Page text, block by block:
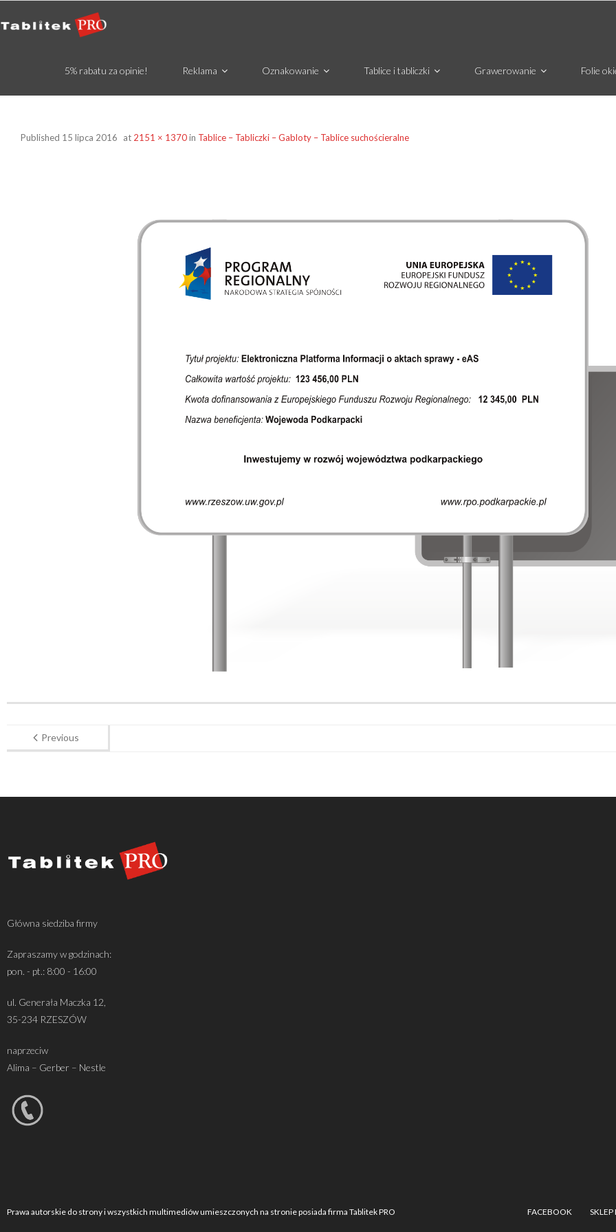
5% rabatu za opinie! Reklama Oznakowanie Tablice i tabliczki Grawerowanie Folie
Published 15 lipca 2016 at 2151 × 1370in Tablice – Tabliczki – Gabloty – Tablice suchościeralne
Previous
Główna siedziba firmy
Zapraszamy w godzinach:
pon. - pt.: 8:00 - 16:00
ul. Generała Maczka 12,
35-234 RZESZÓW
naprzeciw
Alima – Gerber – Nestle
Prawa autorskie do strony i wszystkich multimediów umieszczonych na stronie posiada firma Tablitek PRO FACEBOOK